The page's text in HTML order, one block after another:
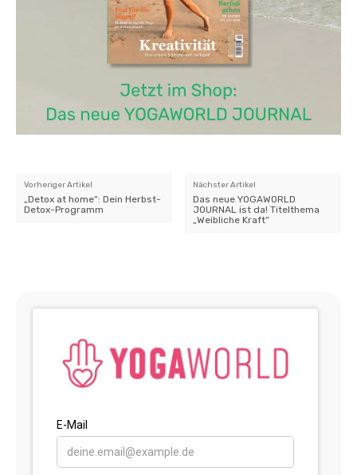
Vorheriger Artikel
„Detox at home“: Dein Herbst-
Detox-Programm
Nächster Artikel
Das neue YOGAWORLD
JOURNAL ist da! Titelthema
„Weibliche Kraft“